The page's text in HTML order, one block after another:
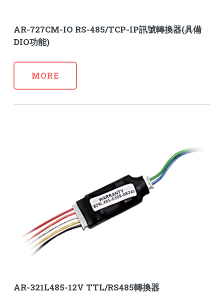
AR-727CM-IO RS-485/TCP-IP訊號轉換器(具備
DIO功能)
MORE
AR-321L485-12V TTL/RS485轉換器